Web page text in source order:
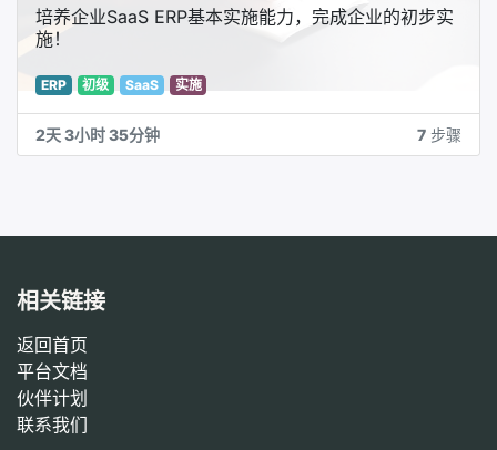
培养企业SaaS ERP基本实施能力，完成企业的初步实
施！
ERP 初级 SaaS 实施
2天 3小时 35分钟 7 步骤
相关链接
返回首页
平台文档
‎伙伴计划‎
联系我们